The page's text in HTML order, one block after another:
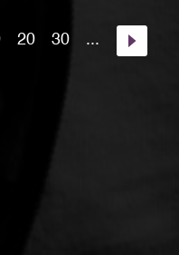
」 カラオ
全国の
20 30 ...